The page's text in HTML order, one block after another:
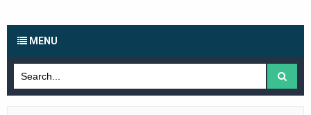
MENU